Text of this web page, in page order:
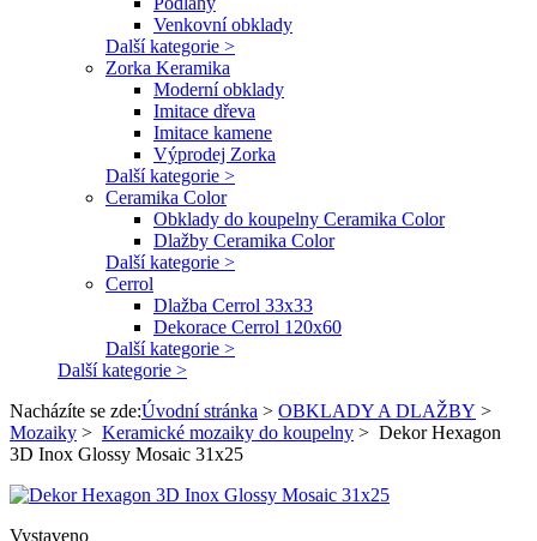
Venkovní obklady
Další kategorie >
Zorka Keramika
Moderní obklady
Imitace dřeva
Imitace kamene
Výprodej Zorka
Další kategorie >
Ceramika Color
Obklady do koupelny Ceramika Color
Dlažby Ceramika Color
Další kategorie >
Cerrol
Dlažba Cerrol 33x33
Dekorace Cerrol 120x60
Další kategorie >
Další kategorie >
Nacházíte se zde:Úvodní stránka > OBKLADY A DLAŽBY >
Mozaiky > Keramické mozaiky do koupelny > Dekor Hexagon
3D Inox Glossy Mosaic 31x25
Vystaveno